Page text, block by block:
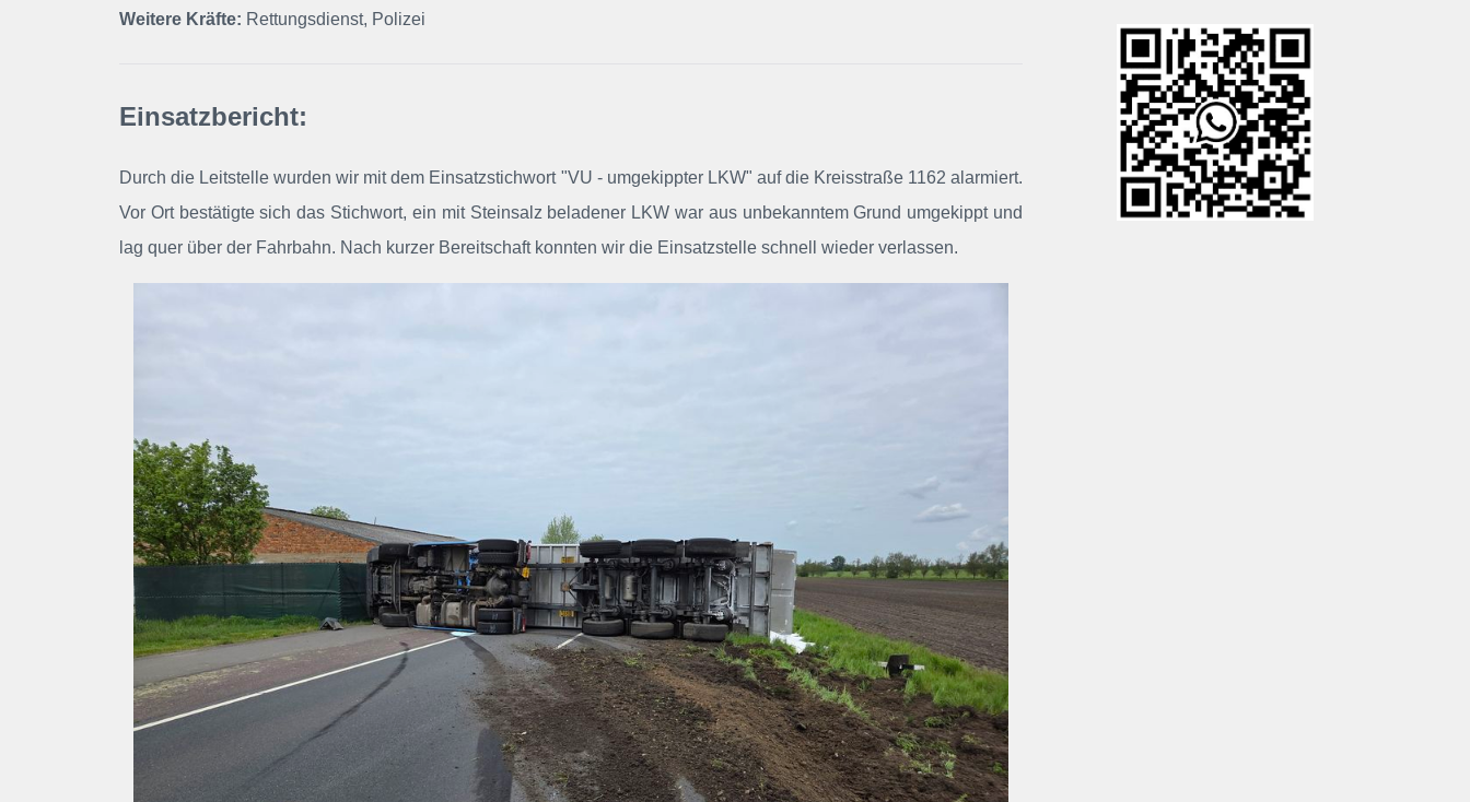
Weitere Kräfte: Rettungsdienst, Polizei
Einsatzbericht:
Durch die Leitstelle wurden wir mit dem Einsatzstichwort "VU - umgekippter LKW" auf die Kreisstraße 1162 alarmiert.
Vor Ort bestätigte sich das Stichwort, ein mit Steinsalz beladener LKW war aus unbekanntem Grund umgekippt und
lag quer über der Fahrbahn. Nach kurzer Bereitschaft konnten wir die Einsatzstelle schnell wieder verlassen.